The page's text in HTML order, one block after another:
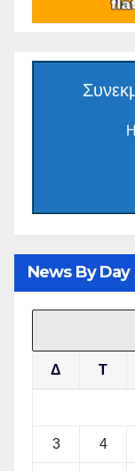
News By Day
Δ Τ
3 4